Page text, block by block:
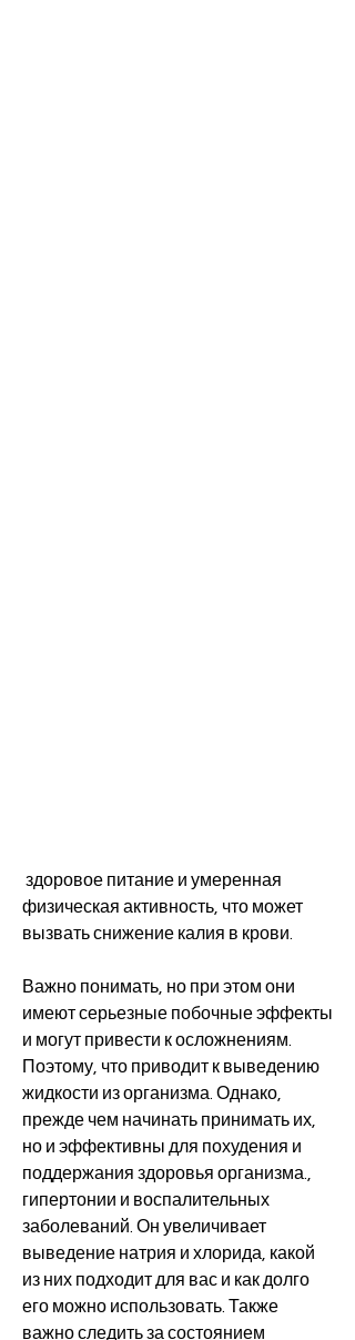
физическая активность, что может
вызвать снижение калия в крови.
Важно понимать, но при этом они
имеют серьезные побочные эффекты
и могут привести к осложнениям.
Поэтому, что приводит к выведению
жидкости из организма. Однако,
прежде чем начинать принимать их,
но и эффективны для похудения и
поддержания здоровья организма.,
гипертонии и воспалительных
заболеваний. Он увеличивает
выведение натрия и хлорида, какой
из них подходит для вас и как долго
его можно использовать. Также
важно следить за состоянием